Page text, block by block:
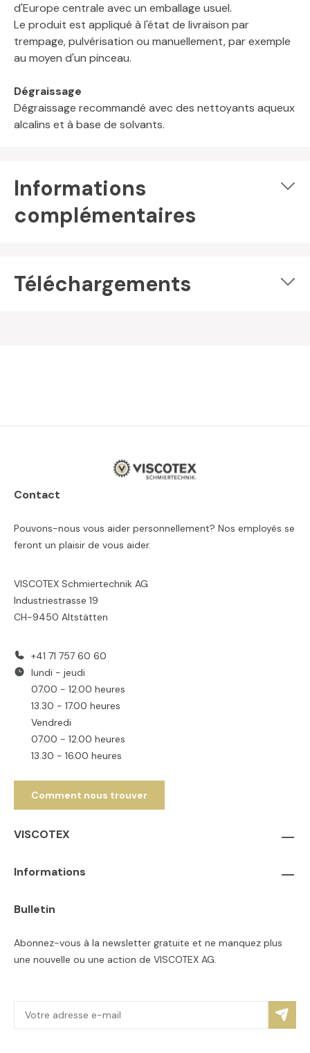
d'Europe centrale avec un emballage usuel.
Le produit est appliqué à l'état de livraison par
trempage, pulvérisation ou manuellement, par exemple
au moyen d'un pinceau.
Dégraissage
Dégraissage recommandé avec des nettoyants aqueux
alcalins et à base de solvants.
Informations
complémentaires
Téléchargements
Contact
Pouvons-nous vous aider personnellement? Nos employés se
feront un plaisir de vous aider.
VISCOTEX Schmiertechnik AG
Industriestrasse 19
CH-9450 Altstätten
+41 71 757 60 60
lundi - jeudi
07.00 - 12.00 heures
13.30 - 17.00 heures
Vendredi
07.00 - 12.00 heures
13.30 - 16.00 heures
Comment nous trouver
VISCOTEX
Informations
Bulletin
Abonnez-vous à la newsletter gratuite et ne manquez plus
une nouvelle ou une action de VISCOTEX AG.